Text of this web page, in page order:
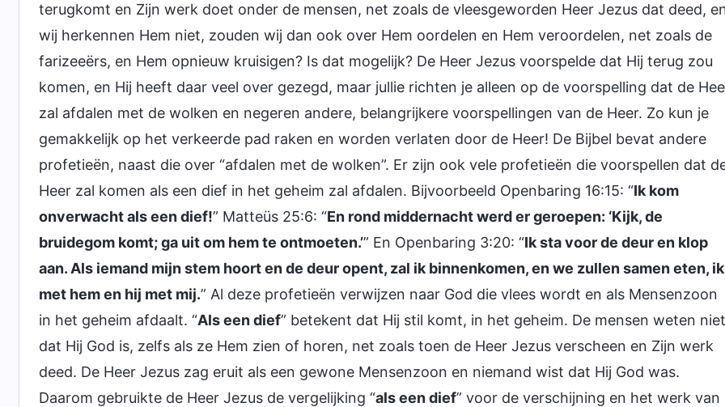
terugkomt en Zijn werk doet onder de mensen, net zoals de vleesgeworden Heer Jezus dat deed,
wij herkennen Hem niet, zouden wij dan ook over Hem oordelen en Hem veroordelen, net zoals de
farizeeërs, en Hem opnieuw kruisigen? Is dat mogelijk? De Heer Jezus voorspelde dat Hij terug zou
komen, en Hij heeft daar veel over gezegd, maar jullie richten je alleen op de voorspelling dat de
zal afdalen met de wolken en negeren andere, belangrijkere voorspellingen van de Heer. Zo kun je
gemakkelijk op het verkeerde pad raken en worden verlaten door de Heer! De Bijbel bevat andere
profetieën, naast die over “afdalen met de wolken”. Er zijn ook vele profetieën die voorspellen dat
Heer zal komen als een dief in het geheim zal afdalen. Bijvoorbeeld Openbaring 16:15: “Ik kom
onverwacht als een dief!” Matteüs 25:6: “En rond middernacht werd er geroepen: ‘Kijk, de
bruidegom komt; ga uit om hem te ontmoeten.’” En Openbaring 3:20: “Ik sta voor de deur en klop
aan. Als iemand mijn stem hoort en de deur opent, zal ik binnenkomen, en we zullen samen eten, ik
met hem en hij met mij.” Al deze profetieën verwijzen naar God die vlees wordt en als Mensenzoon
in het geheim afdaalt. “Als een dief” betekent dat Hij stil komt, in het geheim. De mensen weten niet
dat Hij God is, zelfs als ze Hem zien of horen, net zoals toen de Heer Jezus verscheen en Zijn werk
deed. De Heer Jezus zag eruit als een gewone Mensenzoon en niemand wist dat Hij God was.
Daarom gebruikte de Heer Jezus de vergelijking “als een dief” voor de verschijning en het werk van